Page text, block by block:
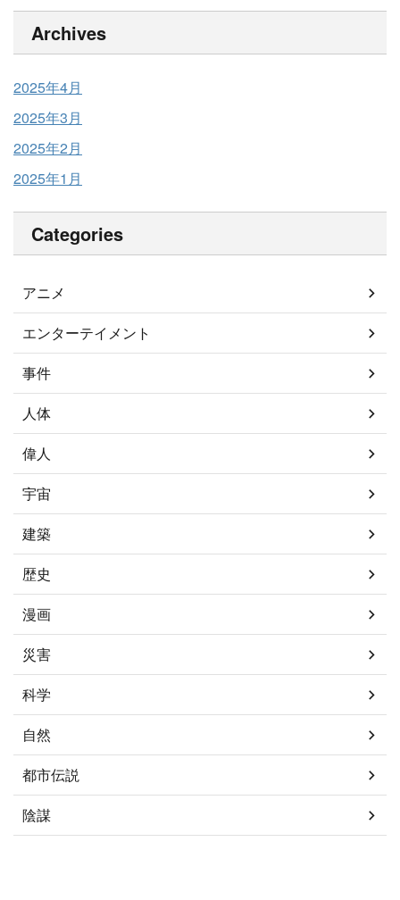
Archives
2025年4月
2025年3月
2025年2月
2025年1月
Categories
アニメ
エンターテイメント
事件
人体
偉人
宇宙
建築
歴史
漫画
災害
科学
自然
都市伝説
陰謀